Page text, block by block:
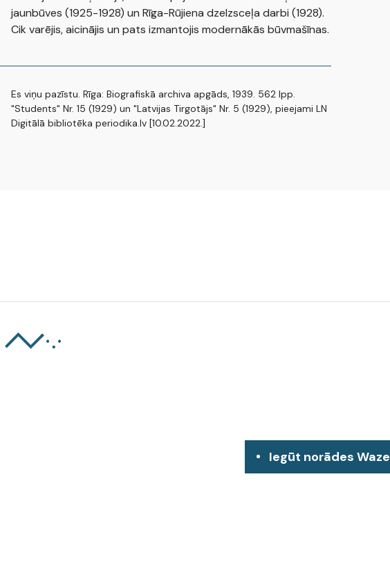
jaunbūves (1925-1928) un Rīga-Rūjiena dzelzsceļa darbi (1928).
Cik varējis, aicinājis un pats izmantojis modernākās būvmašīnas.
Es viņu pazīstu. Rīga: Biografiskā archiva apgāds, 1939. 562 lpp.
"Students" Nr. 15 (1929) un "Latvijas Tirgotājs" Nr. 5 (1929), pieejami LN
Digitālā bibliotēka periodika.lv [10.02.2022.]
Iegūt norādes Waze